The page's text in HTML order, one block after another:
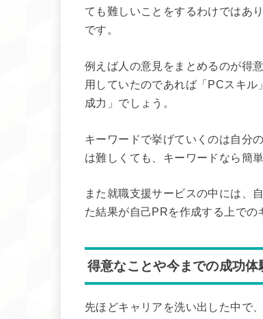
ても難しいことをするわけではあ
です。
例えば人の意見をまとめるのが得
用していたのであれば「PCスキ
成力」でしょう。
キーワードで挙げていくのは自分
は難しくても、キーワードなら簡
また就職支援サービスの中には、
た結果が自己PRを作成する上での
得意なことや今までの成功体
先ほどキャリアを洗い出した中で